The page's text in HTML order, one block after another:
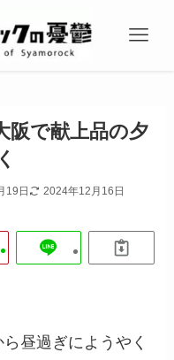
阪で献上品の夕
19日 2024年12月16日
昼過ぎにようやく